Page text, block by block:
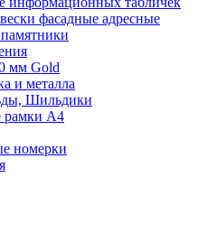
фасадные адресные
мм Gold
и металла
Шильдики
рамки А4
номерки